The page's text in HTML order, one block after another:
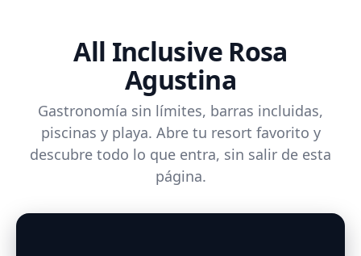
All Inclusive Rosa
Agustina
Gastronomía sin límites, barras incluidas,
piscinas y playa. Abre tu resort favorito y
descubre todo lo que entra, sin salir de esta
página.